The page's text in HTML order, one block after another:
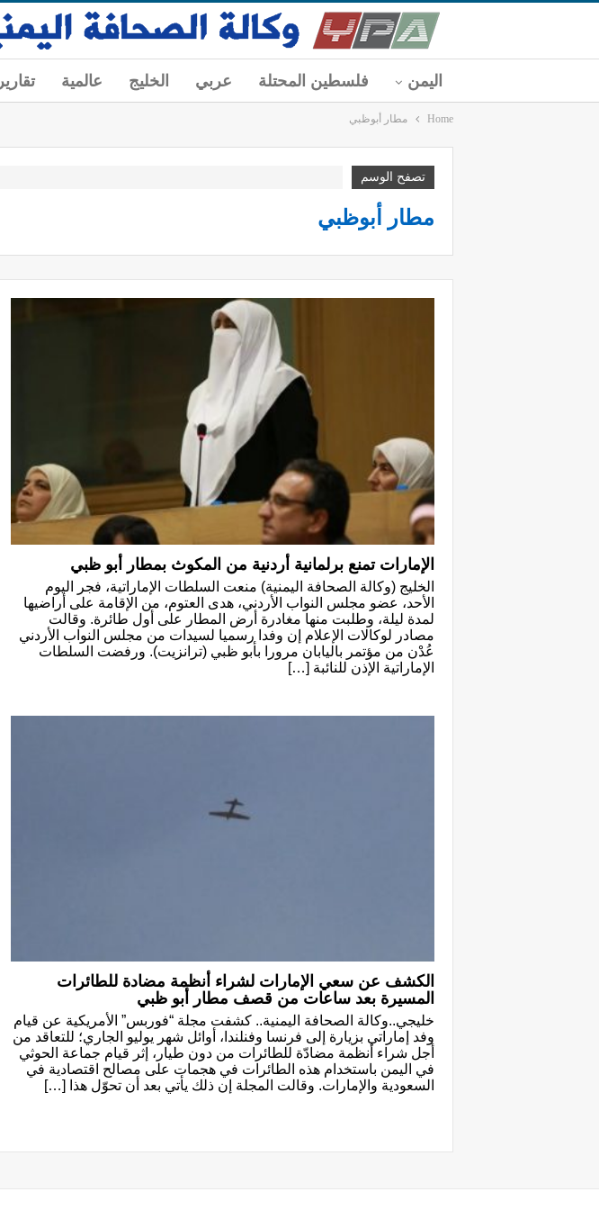
اليمن فلسطين المحتلة عربي الخليج عالمية تقارير
Home مطار أبوظبي
تصفح الوسم
مطار أبوظبي
الإمارات تمنع برلمانية أردنية من المكوث بمطار أبو ظبي
الخليج (وكالة الصحافة اليمنية) منعت السلطات الإماراتية، فجر اليوم
الأحد، عضو مجلس النواب الأردني، هدى العتوم، من الإقامة على أراضيها
لمدة ليلة، وطلبت منها مغادرة أرض المطار على أول طائرة. وقالت
مصادر لوكالات الإعلام إن وفدا رسميا لسيدات من مجلس النواب الأردني
عُدْن من مؤتمر باليابان مرورا بأبو ظبي (ترانزيت). ورفضت السلطات
الإماراتية الإذن للنائبة […]
الكشف عن سعي الإمارات لشراء أنظمة مضادة للطائرات
المسيرة بعد ساعات من قصف مطار أبو ظبي
خليجي..وكالة الصحافة اليمنية.. كشفت مجلة “فوربس” الأمريكية عن قيام
وفد إماراتي بزيارة إلى فرنسا وفنلندا، أوائل شهر يوليو الجاري؛ للتعاقد من
أجل شراء أنظمة مضادّة للطائرات من دون طيار، إثر قيام جماعة الحوثي
في اليمن باستخدام هذه الطائرات في هجمات على مصالح اقتصادية في
السعودية والإمارات. وقالت المجلة إن ذلك يأتي بعد أن تحوّل هذا […]